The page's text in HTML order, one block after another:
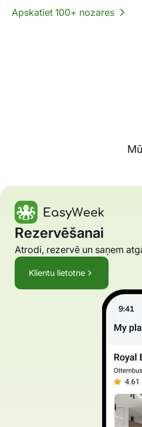
Apskatiet 100+ nozares
Rezervēšanai
Atrodi, rezervē un saņem
Klientu lietotne